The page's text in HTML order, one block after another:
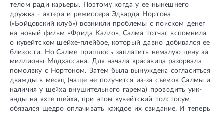
телом ради карьеры. Поэтому когда у ее нынешнего
дружка - актера и режиссера Эдварда Нортона
(«Бойцовский клуб») возникли проблемы с поиском денег
на новый фильм «Фрида Калло», Салма тотчас вспомнила
о кувейтском шейхе-плейбое, который давно добивался ее
близости. Но Салме пришлось заплатить немалую цену за
миллионы Модхассана. Для начала красавица разорвала
помолвку с Нортоном. Затем была вынуждена согласиться
дважды в месяц (чаще не получится из-за съемок Салмы и
наличия у шейха внушительного гарема) проводить уик-
энды на яхте шейха, при этом кувейтский толстосум
обязался щедро оплачивать каждое их свидание. И теперь